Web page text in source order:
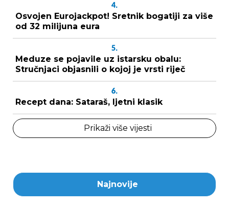
4.
Osvojen Eurojackpot! Sretnik bogatiji za više
od 32 milijuna eura
5.
Meduze se pojavile uz istarsku obalu:
Stručnjaci objasnili o kojoj je vrsti riječ
6.
Recept dana: Sataraš, ljetni klasik
Prikaži više vijesti
Najnovije